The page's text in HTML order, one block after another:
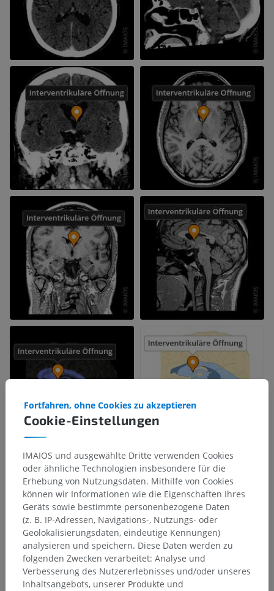
Cookie-Einstellungen
Fortfahren, ohne Cookies zu akzeptieren
IMAIOS und ausgewählte Dritte verwenden Cookies
oder ähnliche Technologien insbesondere für die
Erhebung von Nutzungsdaten. Mithilfe von Cookies
können wir Informationen wie die Eigenschaften Ihres
Geräts sowie bestimmte personenbezogene Daten
(z. B. IP-Adressen, Navigations-, Nutzungs- oder
Geolokalisierungsdaten, eindeutige Kennungen)
analysieren und speichern. Diese Daten werden zu
folgenden Zwecken verarbeitet: Analyse und
Verbesserung des Nutzererlebnisses und/oder unseres
Inhaltsangebots, unserer Produkte und